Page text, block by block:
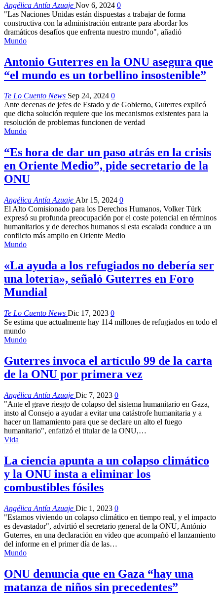
Angélica Antía Azuaje Nov 6, 2024 0
"Las Naciones Unidas están dispuestas a trabajar de forma
constructiva con la administración entrante para abordar los
dramáticos desafíos que enfrenta nuestro mundo", añadió
Mundo
Antonio Guterres en la ONU asegura que
“el mundo es un torbellino insostenible”
Te Lo Cuento News Sep 24, 2024 0
Ante decenas de jefes de Estado y de Gobierno, Guterres explicó
que dicha solución requiere que los mecanismos existentes para la
resolución de problemas funcionen de verdad
Mundo
“Es hora de dar un paso atrás en la crisis
en Oriente Medio”, pide secretario de la
ONU
Angélica Antía Azuaje Abr 15, 2024 0
El Alto Comisionado para los Derechos Humanos, Volker Türk
expresó su profunda preocupación por el coste potencial en términos
humanitarios y de derechos humanos si esta escalada conduce a un
conflicto más amplio en Oriente Medio
Mundo
«La ayuda a los refugiados no debería ser
una lotería», señaló Guterres en Foro
Mundial
Te Lo Cuento News Dic 17, 2023 0
Se estima que actualmente hay 114 millones de refugiados en todo el
mundo
Mundo
Guterres invoca el artículo 99 de la carta
de la ONU por primera vez
Angélica Antía Azuaje Dic 7, 2023 0
"Ante el grave riesgo de colapso del sistema humanitario en Gaza,
insto al Consejo a ayudar a evitar una catástrofe humanitaria y a
hacer un llamamiento para que se declare un alto el fuego
humanitario", enfatizó el titular de la ONU,…
Vida
La ciencia apunta a un colapso climático
y la ONU insta a eliminar los
combustibles fósiles
Angélica Antía Azuaje Dic 1, 2023 0
"Estamos viviendo un colapso climático en tiempo real, y el impacto
es devastador", advirtió el secretario general de la ONU, António
Guterres, en una declaración en video que acompañó el lanzamiento
del informe en el primer día de las…
Mundo
ONU denuncia que en Gaza “hay una
matanza de niños sin precedentes”